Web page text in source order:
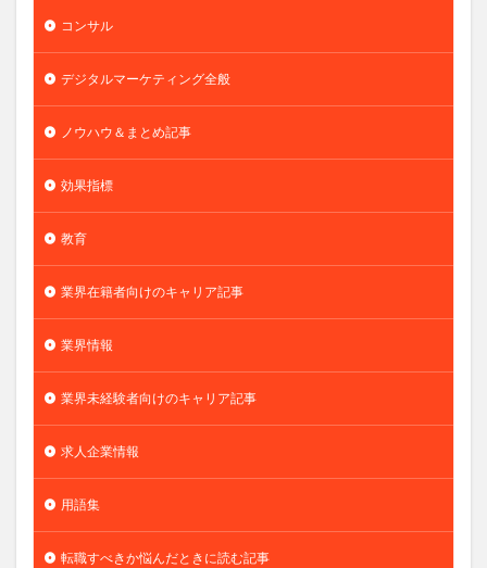
コンサル
デジタルマーケティング全般
ノウハウ＆まとめ記事
効果指標
教育
業界在籍者向けのキャリア記事
業界情報
業界未経験者向けのキャリア記事
求人企業情報
用語集
転職すべきか悩んだときに読む記事